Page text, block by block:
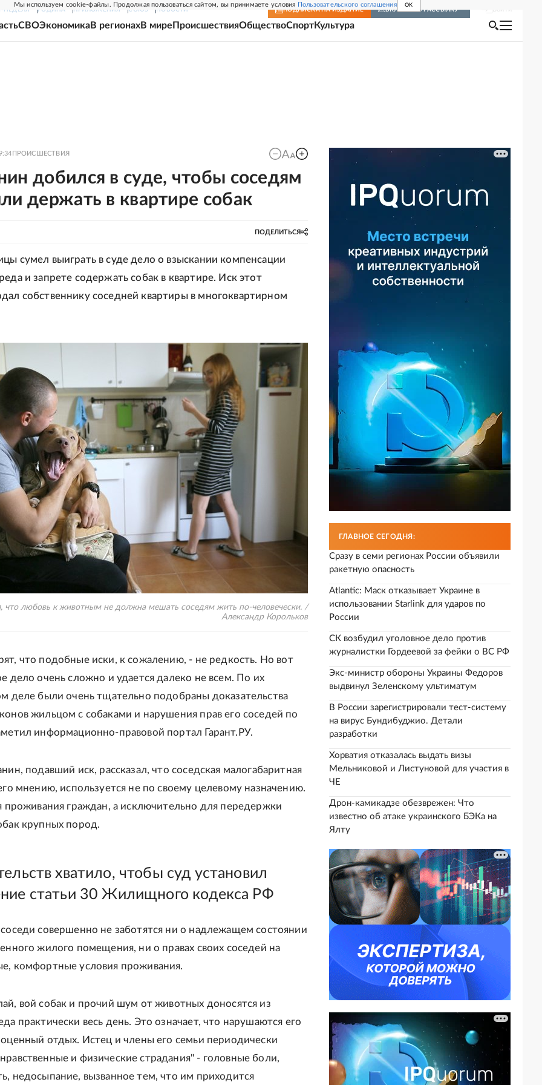
Мы используем cookie-файлы. Продолжая пользоваться сайтом, вы принимаете условия Пользовательского соглашения OK
НЕДЕЛЯ РОДИНА ПРИЛОЖЕНИЯ СОЮЗ НОВОСТИ ПОДПИСКА НА ИЗДАНИЕ ВКЛЮЧИТЬ РАССЫЛКУ
СВОЭкономикаВ регионахВ мире ПроисшествияОбществоСпортКультура
ПРОИСШЕСТВИЯ
добился в суде, чтобы соседям
держать в квартире собак
ПОДЕЛИТЬСЯ
сумел выиграть в суде дело о взыскании компенсации
и запрете содержать собак в квартире. Иск этот
собственнику соседней квартиры в многоквартирном
что любовь к животным не должна мешать соседям жить по-человечески. /
Александр Корольков
что подобные иски, к сожалению, - не редкость. Но вот
дело очень сложно и удается далеко не всем. По их
деле были очень тщательно подобраны доказательства
жильцом с собаками и нарушения прав его соседей по
информационно-правовой портал Гарант.РУ.
подавший иск, рассказал, что соседская малогабаритная
мнению, используется не по своему целевому назначению.
проживания граждан, а исключительно для передержки
крупных пород.
хватило, чтобы суд установил
статьи 30 Жилищного кодекса РФ
совершенно не заботятся ни о надлежащем состоянии
жилого помещения, ни о правах своих соседей на
комфортные условия проживания.
вой собак и прочий шум от животных доносятся из
практически весь день. Это означает, что нарушаются его
отдых. Истец и члены его семьи периодически
и физические страдания" - головные боли,
недосыпание, вызванное тем, что им приходится
ГЛАВНОЕ СЕГОДНЯ:
Сразу в семи регионах России объявили
ракетную опасность
Atlantic: Маск отказывает Украине в
использовании Starlink для ударов по
России
СК возбудил уголовное дело против
журналистки Гордеевой за фейки о ВС РФ
Экс-министр обороны Украины Федоров
выдвинул Зеленскому ультиматум
В России зарегистрировали тест-систему
на вирус Бундибуджио. Детали
разработки
Хорватия отказалась выдать визы
Мельниковой и Листуновой для участия в
ЧЕ
Дрон-камикадзе обезврежен: Что
известно об атаке украинского БЭКа на
Ялту